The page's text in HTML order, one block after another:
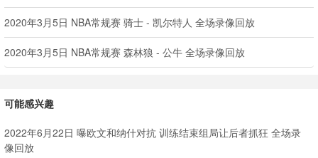
2020年3月5日 NBA常规赛 骑士 - 凯尔特人 全场录像回放
2020年3月5日 NBA常规赛 森林狼 - 公牛 全场录像回放
可能感兴趣
2022年6月22日 曝欧文和纳什对抗 训练结束组局让后者抓狂 全场录
像回放